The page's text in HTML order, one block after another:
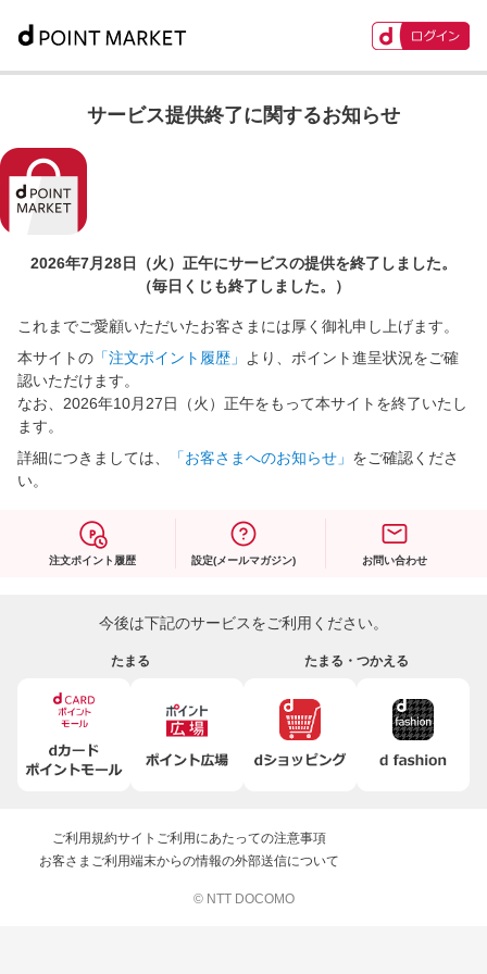
サービス提供終了に関するお知らせ
2026年7月28日（火）正午にサービスの提供を終了しました。
（毎日くじも終了しました。）
これまでご愛顧いただいたお客さまには厚く御礼申し上げます。
本サイトの 「注文ポイント履歴」
より、ポイント進呈状況をご確
認いただけます。
なお、2026年10月27日（火）正午をもって本サイトを終了いたし
ます。
詳細につきましては、
「お客さまへのお知らせ」 をご確認くださ
い。
注文ポイント履歴 設定(メールマガジン) お問い合わせ
今後は下記のサービスをご利用ください。
たまる たまる・つかえる
ご利用規約サイトご利用にあたっての注意事項
お客さまご利用端末からの情報の外部送信について
© NTT DOCOMO